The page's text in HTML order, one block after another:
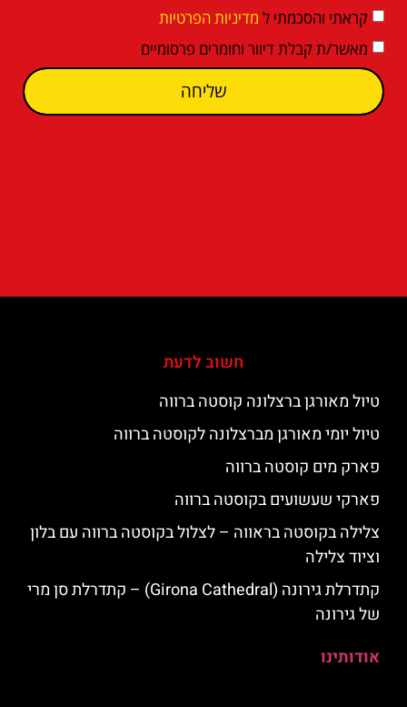
קראתי והסכמתי ל מדיניות הפרטיות
מאשר/ת קבלת דיוור וחומרים פרסומיים
שליחה
חשוב לדעת
טיול מאורגן ברצלונה קוסטה ברווה
טיול יומי מאורגן מברצלונה לקוסטה ברווה
פארק מים קוסטה ברווה
פארקי שעשועים בקוסטה ברווה
צלילה בקוסטה בראווה – לצלול בקוסטה ברווה עם בלון
וציוד צלילה
קתדרלת גירונה (Girona Cathedral) – קתדרלת סן מרי
של גירונה
אודותינו